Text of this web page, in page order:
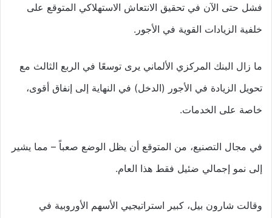
فشل حتى الآن في تحقيق الانتعاش الاستهلاكي المتوقع على
خلفية الزيادات القوية في الأجور.
ما زال البنك المركزي الألماني يرى توسعًا في الربع الثالث مع
تحويل الزيادة في الأجور (الدخل) في النهاية إلى إنفاق أقوى،
خاصة على الخدمات.
في مجال التصنيع، من المتوقع أن يظل الوضع صعباً – مما يشير
إلى نمو إجمالي ضئيل فقط هذا العام.
وقالت شارون بيل، كبير استراتيجيي الأسهم الأوروبية في